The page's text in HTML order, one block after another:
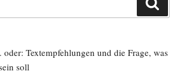
Textempfehlungen und die Frage, was
soll